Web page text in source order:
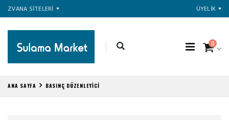
ZVANA SİTELERİ ÜYELİK
0
ANA SAYFA BASINÇ DÜZENLEYİCİ